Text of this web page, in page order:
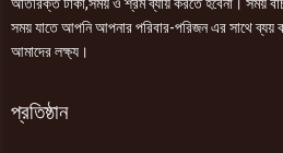
সময় যাতে আপনি আপনার পরিবার-পরিজন এর সাথে ব্যয়
আমাদের লক্ষ্য।
প্রতিষ্ঠান